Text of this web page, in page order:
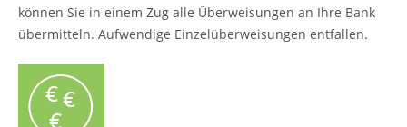
können Sie in einem Zug alle Überweisungen an Ihre Bank
übermitteln. Aufwendige Einzelüberweisungen entfallen.